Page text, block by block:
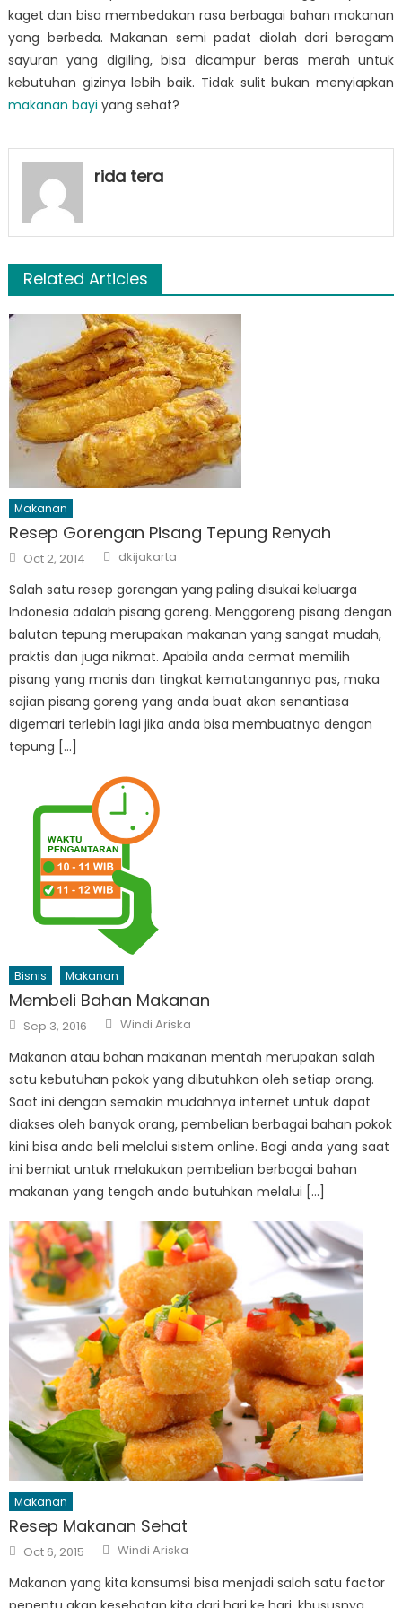
kaget dan bisa membedakan rasa berbagai bahan makanan
yang berbeda. Makanan semi padat diolah dari beragam
sayuran yang digiling, bisa dicampur beras merah untuk
kebutuhan gizinya lebih baik. Tidak sulit bukan menyiapkan
makanan bayi yang sehat?
rida tera
Related Articles
Makanan
Resep Gorengan Pisang Tepung Renyah
Posted
on
Oct 2, 2014 Author
dkijakarta
Salah satu resep gorengan yang paling disukai keluarga
Indonesia adalah pisang goreng. Menggoreng pisang dengan
balutan tepung merupakan makanan yang sangat mudah,
praktis dan juga nikmat. Apabila anda cermat memilih
pisang yang manis dan tingkat kematangannya pas, maka
sajian pisang goreng yang anda buat akan senantiasa
digemari terlebih lagi jika anda bisa membuatnya dengan
tepung […]
Bisnis Makanan
Membeli Bahan Makanan
Posted
on
Sep 3, 2016 Author
Windi Ariska
Makanan atau bahan makanan mentah merupakan salah
satu kebutuhan pokok yang dibutuhkan oleh setiap orang.
Saat ini dengan semakin mudahnya internet untuk dapat
diakses oleh banyak orang, pembelian berbagai bahan pokok
kini bisa anda beli melalui sistem online. Bagi anda yang saat
ini berniat untuk melakukan pembelian berbagai bahan
makanan yang tengah anda butuhkan melalui […]
Makanan
Resep Makanan Sehat
Posted
on
Oct 6, 2015 Author
Windi Ariska
Makanan yang kita konsumsi bisa menjadi salah satu factor